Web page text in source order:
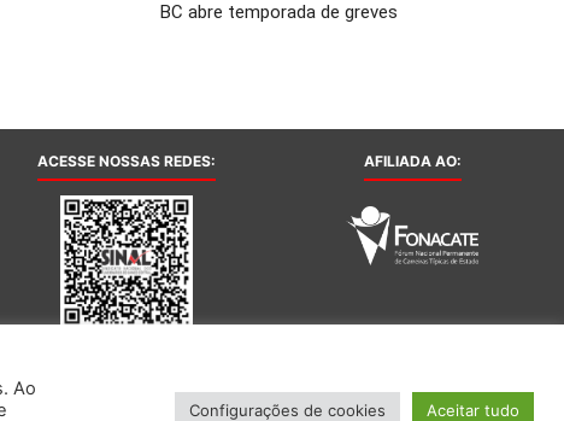
BC abre temporada de greves
ACESSE NOSSAS REDES: AFILIADA AO:
Ao
Configurações de cookies Aceitar tudo